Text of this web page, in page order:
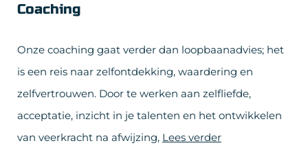
Coaching
Onze coaching gaat verder dan loopbaanadvies; het
is een reis naar zelfontdekking, waardering en
zelfvertrouwen. Door te werken aan zelfliefde,
acceptatie, inzicht in je talenten en het ontwikkelen
van veerkracht na afwijzing, Lees verder